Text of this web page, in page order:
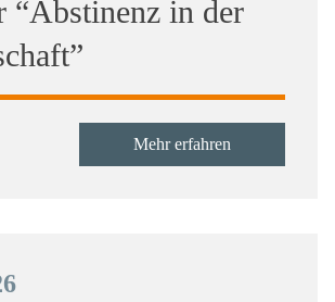
“Abstinenz in der
Mehr erfahren